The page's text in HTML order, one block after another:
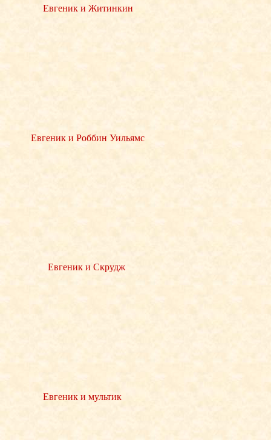
Евгеник и Житинкин
Евгеник и Роббин Уильямс
Евгеник и Скрудж
Евгеник и мультик